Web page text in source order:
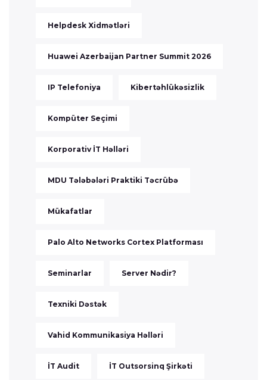
Helpdesk Xidmətləri
Huawei Azerbaijan Partner Summit 2026
IP Telefoniya Kibertəhlükəsizlik
Kompüter Seçimi
Korporativ İT Həlləri
MDU Tələbələri Praktiki Təcrübə
Mükafatlar
Palo Alto Networks Cortex Platforması
Seminarlar Server Nədir?
Texniki Dəstək
Vahid Kommunikasiya Həlləri
İT Audit İT Outsorsinq Şirkəti